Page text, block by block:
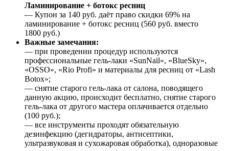
Ламинирование + ботокс ресниц
— Купон за 140 руб. даёт право скидки 69% на
ламинирование + ботокс ресниц (560 руб. вместо
1800 руб.)
Важные замечания:
— при проведении процедур используются
профессиональные гель-лаки «SunNail», «BlueSky»,
«OSSO», «Rio Profi» и материалы для ресниц от «Lash
Botox»;
— снятие старого гель-лака от салона, поводящего
данную акцию, происходит бесплатно, снятие старого
гель-лака от другого мастера оплачивается отдельно
(100 руб.);
— все инструменты проходят обязательную
дезинфекцию (дегидраторы, антисептики,
ультразвуковая и сухожаровая обработка), одноразовые